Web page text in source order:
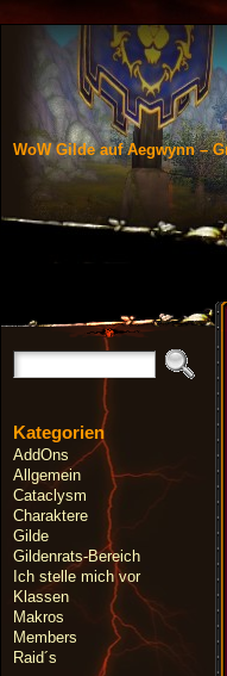
WoW Gilde auf Aegwynn –
Kategorien
AddOns
Allgemein
Cataclysm
Charaktere
Gilde
Gildenrats-Bereich
Ich stelle mich vor
Klassen
Makros
Members
Raid´s